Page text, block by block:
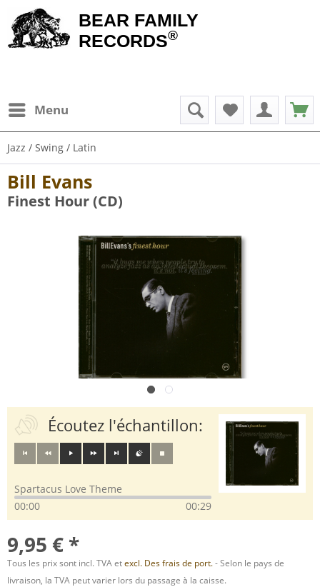
BEAR FAMILY
RECORDS®
Menu
Jazz / Swing / Latin
Bill Evans
Finest Hour (CD)
Écoutez l'échantillon:
Spartacus Love Theme
00:00
00:29
9,95 € *
Tous les prix sont incl. TVA etexcl. Des frais de port.- Selon le pays de
livraison, la TVA peut varier lors du passage à la caisse.